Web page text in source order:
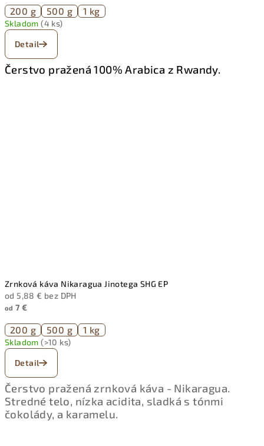
200 g 500 g 1 kg
Skladom(4 ks)
Detail
Čerstvo pražená 100% Arabica z Rwandy.
Zrnková káva Nikaragua Jinotega SHG EP
od 5,88 € bez DPH
od 7 €
200 g 500 g 1 kg
Skladom(>10 ks)
Detail
Čerstvo pražená zrnková káva - Nikaragua.
Stredné telo, nízka acidita, sladká s tónmi
čokolády, a karamelu.